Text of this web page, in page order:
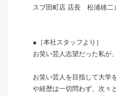
スブ田町店 店長 松浦雄二）
●［本社スタッフより］
お笑い芸人志望だった私が
お笑い芸人を目指して大学
や経歴は一切問わず、次々